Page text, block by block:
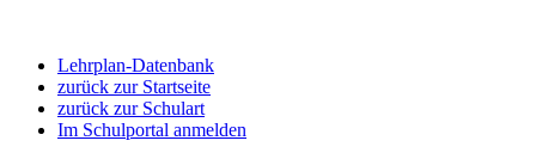
Lehrplan-Datenbank
zurück zur Startseite
zurück zur Schulart
Im Schulportal anmelden